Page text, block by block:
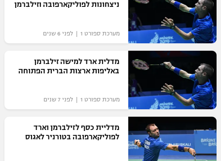
ניצחונות לפוליקארפובה וזילברמן
מערכת ספורט 1 | לפני 6 שנים
מדלית ארד למישה זילברמן
באליפות ארצות הברית הפתוחה
מערכת ספורט 1 | לפני 7 שנים
מדליית כסף לזילברמן וארד
לפוליקארפובה בטורניר לאגוס